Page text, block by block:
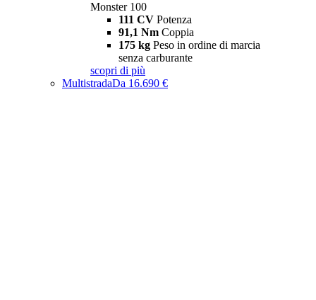
Monster 100
111 CV Potenza
91,1 Nm Coppia
175 kg Peso in ordine di marcia
senza carburante
scopri di più
MultistradaDa 16.690 €